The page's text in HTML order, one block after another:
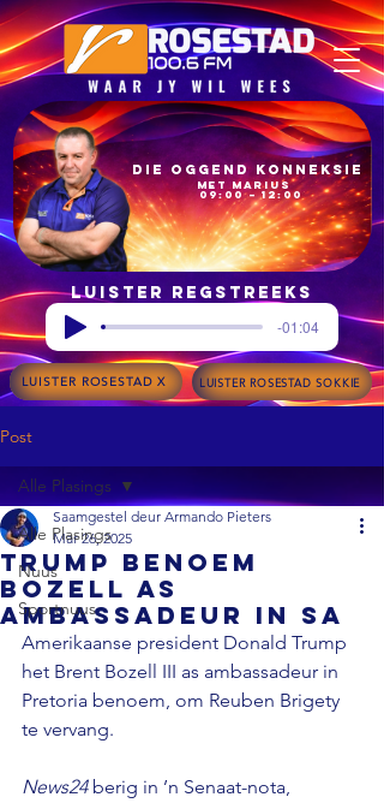
09:00 – 12:00
met Marius
Die Oggend Konneksie
Luister regstreeks
-01:04
LUISTER ROSESTAD X LUISTER ROSESTAD SOKKIE
Post
Alle Plasings
Nuus
Sportnuus
Alle Plasings
Trump benoem
Bozell as
ambassadeur in SA
Saamgestel deur Armando Pieters
Mar 26, 2025
Amerikaanse president Donald Trump
het Brent Bozell III as ambassadeur in
Pretoria benoem, om Reuben Brigety
te vervang.
News24 berig in ’n Senaat-nota,